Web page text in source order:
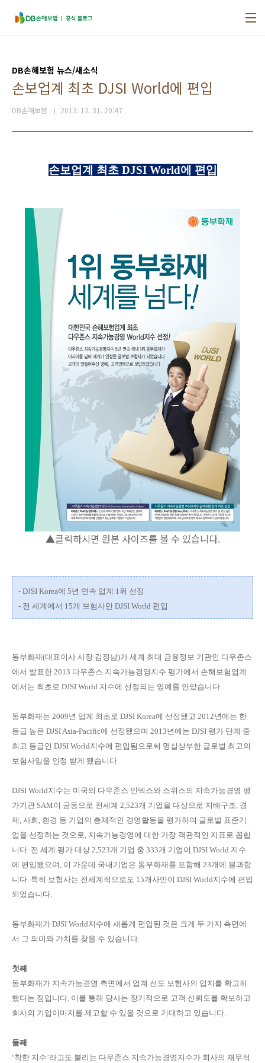
DB손해보험 뉴스/새소식
손보업계 최초 DJSI World에 편입
DB손해보험 2013. 12. 31. 20:47
손보업계 최초 DJSI World에 편입
▲클릭하시면 원본 사이즈를 볼 수 있습니다.
- DJSI Korea에 5년 연속 업계 1위 선정
- 전 세계에서 15개 보험사만 DJSI World 편입
동부화재(대표이사 사장 김정남)가 세계 최대 금융정보 기관인 다우존스
에서 발표한 2013 다우존스 지속가능경영지수 평가에서 손해보험업계
에서는 최초로 DJSI World 지수에 선정되는 영예를 안았습니다.
동부화재는 2009년 업계 최초로 DJSI Korea에 선정됐고 2012년에는 한
등급 높은 DJSI Asia-Pacific에 선정됐으며 2013년에는 DJSI 평가 단계 중
최고 등급인 DJSI World지수에 편입됨으로써 명실상부한 글로벌 최고의
보험사임을 인정 받게 됐습니다.
DJSI World지수는 미국의 다우존스 인덱스와 스위스의 지속가능경영 평
가기관 SAM이 공동으로 전세계 2,523개 기업을 대상으로 지배구조, 경
제, 사회, 환경 등 기업의 총체적인 경영활동을 평가하여 글로벌 표준기
업을 선정하는 것으로, 지속가능경영에 대한 가장 객관적인 지표로 꼽힙
니다. 전 세계 평가 대상 2,523개 기업 중 333개 기업이 DJSI World 지수
에 편입됐으며, 이 가운데 국내기업은 동부화재를 포함해 23개에 불과합
니다. 특히 보험사는 전세계적으로도 15개사만이 DJSI World지수에 편입
되었습니다.
동부화재가 DJSI World지수에 새롭게 편입된 것은 크게 두 가지 측면에
서 그 의미와 가치를 찾을 수 있습니다.
첫째
동부화재가 지속가능경영 측면에서 업계 선도 보험사의 입지를 확고히
했다는 점입니다. 이를 통해 당사는 장기적으로 고객 신뢰도를 확보하고
회사의 기입이미지를 제고할 수 있을 것으로 기대하고 있습니다.
둘째
‘착한 지수’라고도 불리는 다우존스 지속가능경영지수가 회사의 재무적